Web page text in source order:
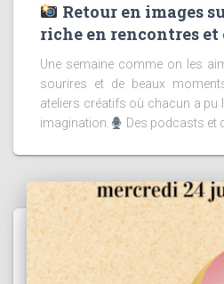
Retour en images
riche en rencontres et
Une semaine comme on les
sourires et de beaux
ateliers créatifs où chacun a
imagination.
Des podcasts et